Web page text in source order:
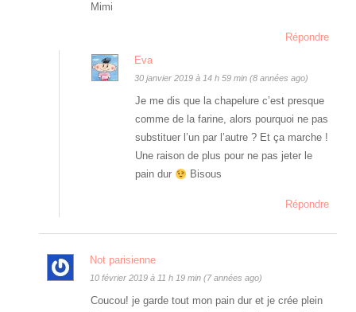
Mimi
Répondre
Eva
30 janvier 2019 à 14 h 59 min (8 années ago)
Je me dis que la chapelure c’est presque
comme de la farine, alors pourquoi ne pas
substituer l’un par l’autre ? Et ça marche !
Une raison de plus pour ne pas jeter le
pain dur
Bisous
Répondre
Not parisienne
10 février 2019 à 11 h 19 min (7 années ago)
Coucou! je garde tout mon pain dur et je crée plein